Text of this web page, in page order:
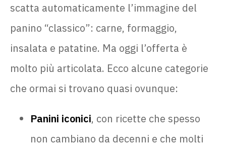
scatta automaticamente l’immagine del
panino “classico”: carne, formaggio,
insalata e patatine. Ma oggi l’offerta è
molto più articolata. Ecco alcune categorie
che ormai si trovano quasi ovunque:
Panini iconici, con ricette che spesso
non cambiano da decenni e che molti